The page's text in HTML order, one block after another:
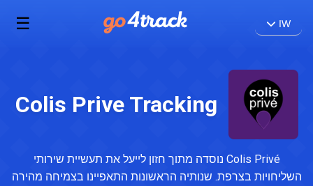
IW
☰
Colis Prive Tracking
Colis Privé נוסדה מתוך חזון לייעל את תעשיית שירותי
השליחויות בצרפת. שנותיה הראשונות התאפיינו בצמיחה מהירה